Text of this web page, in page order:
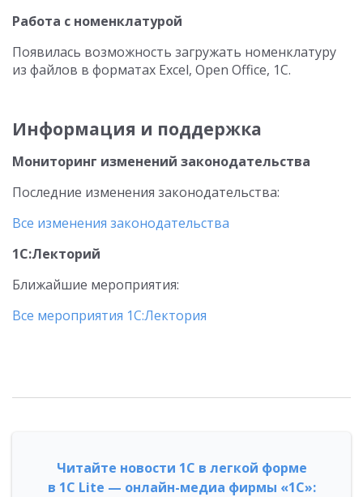
Работа с номенклатурой
Появилась возможность загружать номенклатуру
из файлов в форматах Excel, Open Office, 1C.
Информация и поддержка
Мониторинг изменений законодательства
Последние изменения законодательства:
Все изменения законодательства
1С:Лекторий
Ближайшие мероприятия:
Все мероприятия 1С:Лектория
Читайте новости 1С в легкой форме
в 1С Lite — онлайн-медиа фирмы «1С»: